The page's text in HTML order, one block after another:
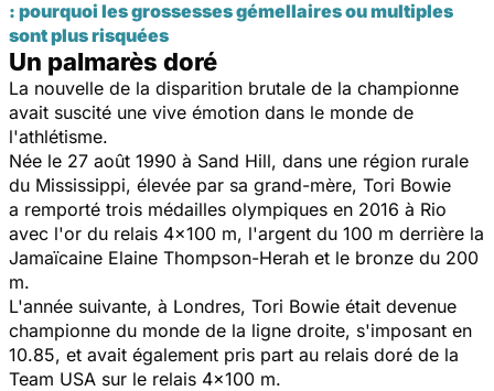
: pourquoi les grossesses gémellaires ou multiples
sont plus risquées
Un palmarès doré
La nouvelle de la disparition brutale de la championne
avait suscité une vive émotion dans le monde de
l'athlétisme.
Née le 27 août 1990 à Sand Hill, dans une région rurale
du Mississippi, élevée par sa grand-mère, Tori Bowie
a remporté trois médailles olympiques en 2016 à Rio
avec l'or du relais 4x100 m, l'argent du 100 m derrière la
Jamaïcaine Elaine Thompson-Herah et le bronze du 200
m.
L'année suivante, à Londres, Tori Bowie était devenue
championne du monde de la ligne droite, s'imposant en
10.85, et avait également pris part au relais doré de la
Team USA sur le relais 4x100 m.